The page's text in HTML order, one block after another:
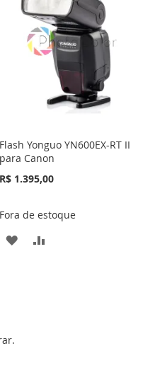
DE
DESEJOS
Flash Yonguo YN600EX-RT II
para Canon
R$ 1.395,00
Fora de estoque
ADICIONAR